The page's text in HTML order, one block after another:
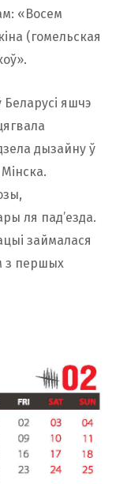
«Восем
(гомельская
Беларусі яшчэ
дызайну ў
ля пад’езда.
займалася
з першых